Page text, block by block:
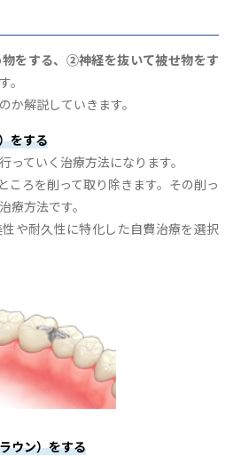
をする、②神経を抜いて被せ物をす
。
か解説していきます。
をする
っていく治療方法になります。
ころを削って取り除きます。その削っ
療方法です。
や耐久性に特化した自費治療を選択
ウン）をする